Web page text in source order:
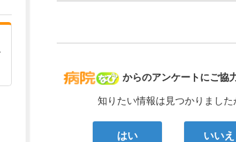
病院なび
からのアンケートにご協
知りたい情報は見つかりました
はい いいえ